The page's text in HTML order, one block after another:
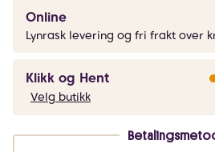
Online
Lynrask levering og fri frakt over
Klikk og Hent
Velg butikk